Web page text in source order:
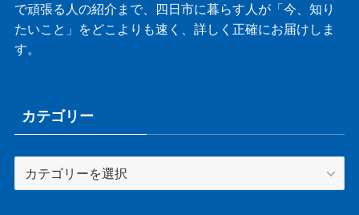
で頑張る人の紹介まで、四日市に暮らす人が「今、知り
たいこと」をどこよりも速く、詳しく正確にお届けしま
す。
カテゴリー
テ